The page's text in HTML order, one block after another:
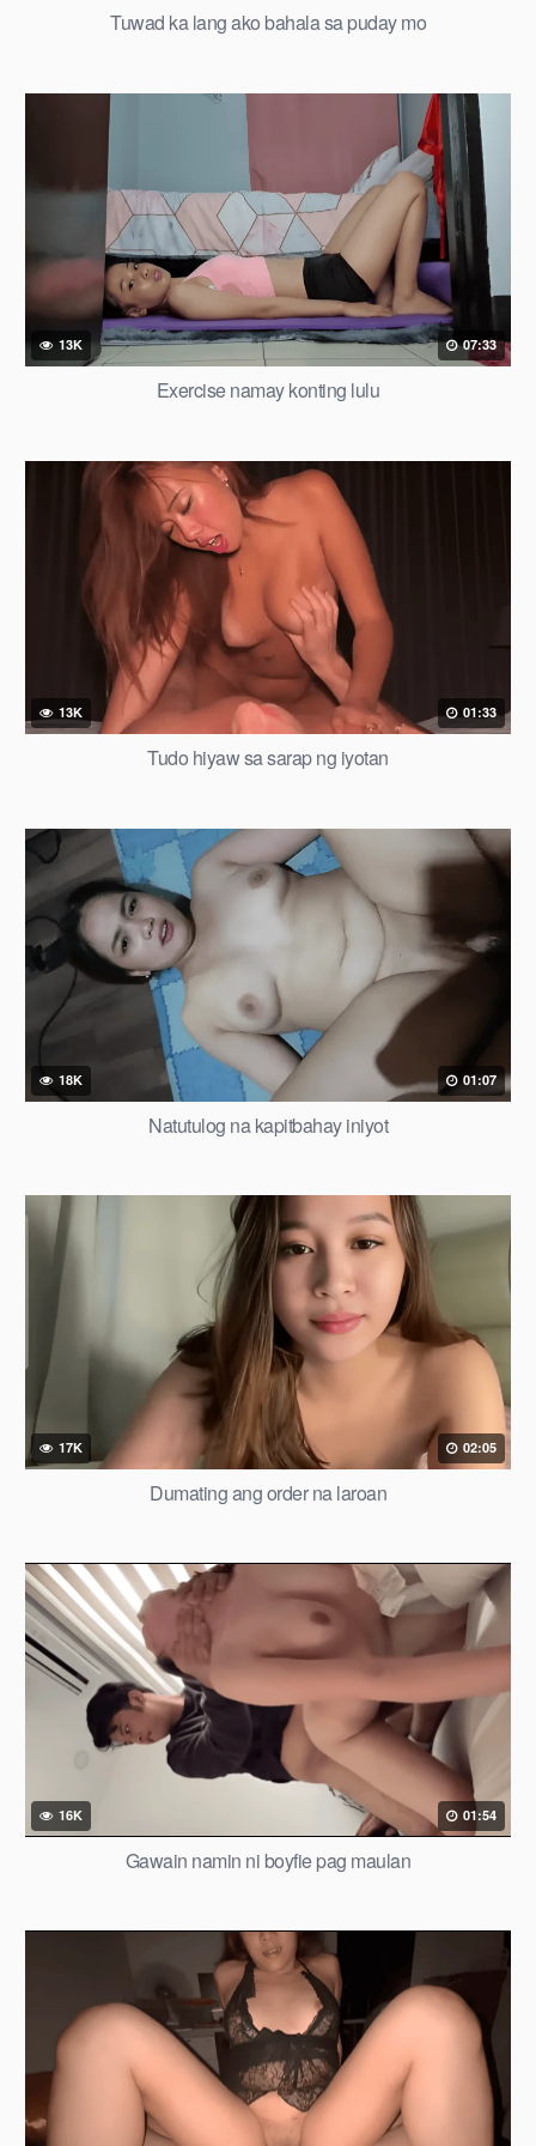
Tuwad ka lang ako bahala sa puday mo
13K 07:33
Exercise namay konting lulu
13K 01:33
Tudo hiyaw sa sarap ng iyotan
18K 01:07
Natutulog na kapitbahay iniyot
17K 02:05
Dumating ang order na laroan
16K 01:54
Gawain namin ni boyfie pag maulan